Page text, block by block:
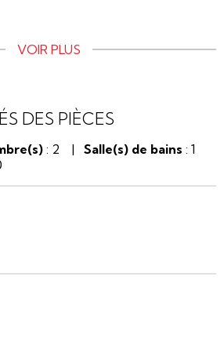
VOIR PLUS
DES PIÈCES
: 2 | Salle(s) de bains : 1